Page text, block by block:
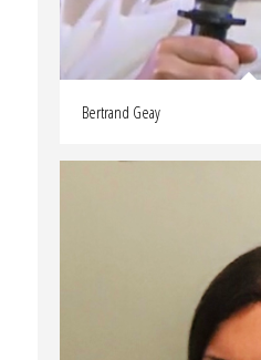
Bertrand Geay